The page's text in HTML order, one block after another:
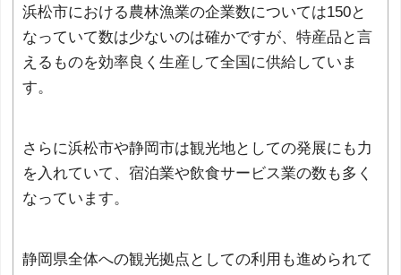
浜松市における農林漁業の企業数については150と
なっていて数は少ないのは確かですが、特産品と言
えるものを効率良く生産して全国に供給していま
す。
さらに浜松市や静岡市は観光地としての発展にも力
を入れていて、宿泊業や飲食サービス業の数も多く
なっています。
静岡県全体への観光拠点としての利用も進められて